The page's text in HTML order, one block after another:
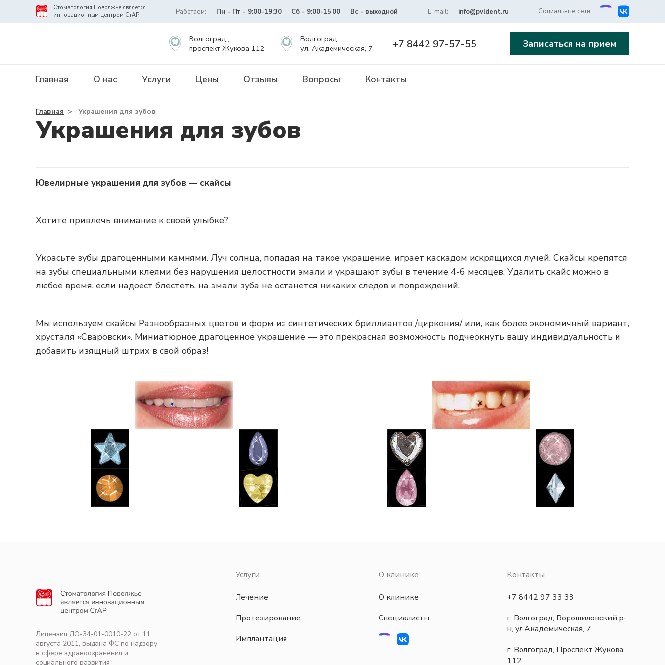
Стоматология Поволжье является
инновационным центром СтАР
Работаем: Пн - Пт - 9:00-19:30 Сб - 9:00-15:00 Вс - выходной E-mail: info@pvldent.ru Социальные сети:
Волгоград,,
проспект Жукова 112
Волгоград,
ул. Академическая, 7
+7 8442 97-57-55 Записаться на прием
Главная О нас Услуги Цены Отзывы Вопросы Контакты
Главная > Украшения для зубов
Украшения для зубов
Ювелирные украшения для зубов — скайсы
Хотите привлечь внимание к своей улыбке?
Украсьте зубы драгоценными камнями. Луч солнца, попадая на такое украшение, играет каскадом искрящихся лучей. Скайсы крепятся
на зубы специальными клеями без нарушения целостности эмали и украшают зубы в течение 4-6 месяцев. Удалить скайс можно в
любое время, если надоест блестеть, на эмали зуба не останется никаких следов и повреждений.
Мы используем скайсы Разнообразных цветов и форм из синтетических бриллиантов /циркония/ или, как более экономичный вариант,
хрусталя «Сваровски». Миниатюрное драгоценное украшение — это прекрасная возможность подчеркнуть вашу индивидуальность и
добавить изящный штрих в свой образ!
Лицензия ЛО-34-01-0010-22 от 11
августа 2011, выдана ФС по надзору
в сфере здравоохранения и
социального развития
Услуги
Лечение
Протезирование
Имплантация
О клинике
О клинике
Специалисты
Контакты
+7 8442 97 33 33
г. Волгоград, Ворошиловский р-
н, ул.Академическая, 7
г. Волгоград, Проспект Жукова
112.